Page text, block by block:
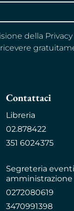
della
Contattaci
Libreria
02.878422
351 6024375
Segreteria
amministrazione
0272080619
3470991398